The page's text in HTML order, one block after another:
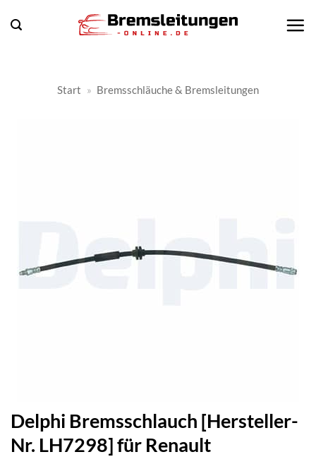
Inhalt
Start » Bremsschläuche & Bremsleitungen
Delphi Bremsschlauch [Hersteller-
Nr. LH7298] für Renault